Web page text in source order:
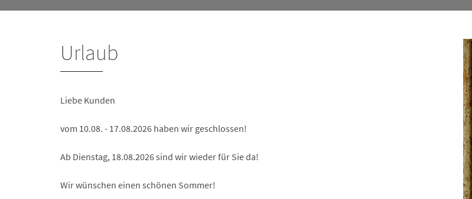
Urlaub
Liebe Kunden
vom 10.08. - 17.08.2026 haben wir geschlossen!
Ab Dienstag, 18.08.2026 sind wir wieder für Sie da!
Wir wünschen einen schönen Sommer!